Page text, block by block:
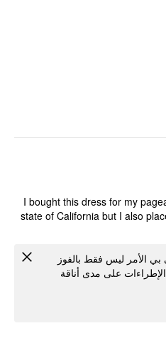
I bought this dress for my
state of California but I also
الأمر ليس فقط بالفوز
على مدى أناقة